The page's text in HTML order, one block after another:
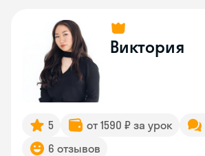
Виктория
5 от 1590 ₽ за урок
6 отзывов